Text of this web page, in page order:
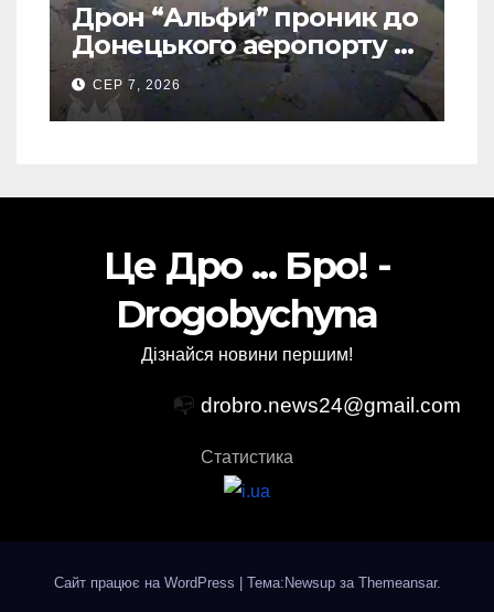
Дрон “Альфи” проник до
Донецького аеропорту та
спалив “Шахед” ще до
запуску
СЕР 7, 2026
Це Дро ... Бро! -
Drogobychyna
Дізнайся новини першим!
📭 drobro.news24@gmail.com
Статистика
Сайт працює на WordPress Тема:Newsup за Themeansar.